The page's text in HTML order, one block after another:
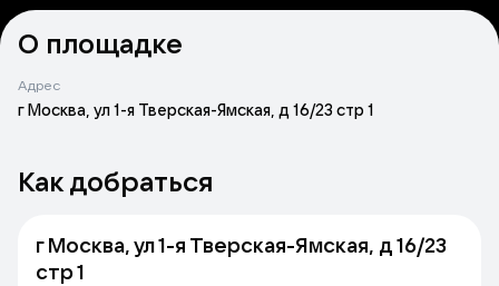
О площадке
Адрес
г Москва, ул 1-я Тверская-Ямская, д 16/23 стр 1
Как добраться
г Москва, ул 1-я Тверская-Ямская, д 16/23
стр 1